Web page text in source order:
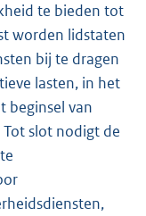
te bieden tot
worden lidstaten
bij te dragen
lasten, in het
beginsel van
slot nodigt de